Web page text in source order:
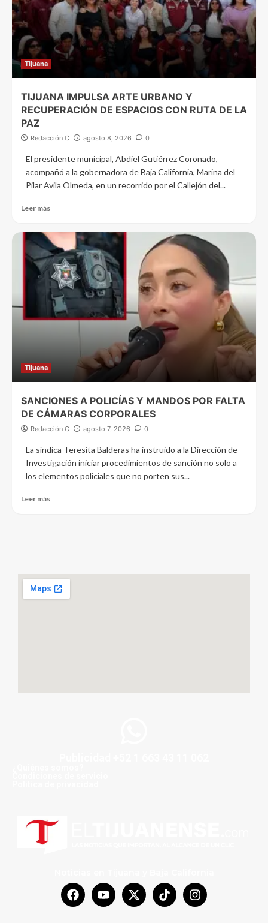
Tijuana
TIJUANA IMPULSA ARTE URBANO Y
RECUPERACIÓN DE ESPACIOS CON RUTA DE LA
PAZ
Redacción C agosto 8, 2026 0
El presidente municipal, Abdiel Gutiérrez Coronado,
acompañó a la gobernadora de Baja California, Marina del
Pilar Avila Olmeda, en un recorrido por el Callejón del...
Leer más
Tijuana
SANCIONES A POLICÍAS Y MANDOS POR FALTA
DE CÁMARAS CORPORALES
Redacción C agosto 7, 2026 0
La síndica Teresita Balderas ha instruido a la Dirección de
Investigación iniciar procedimientos de sanción no solo a
los elementos policiales que no porten sus...
Leer más